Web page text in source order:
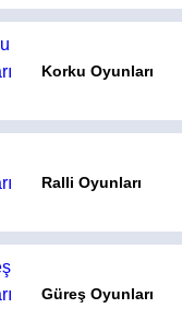
Korku Oyunları
Ralli Oyunları
Güreş Oyunları